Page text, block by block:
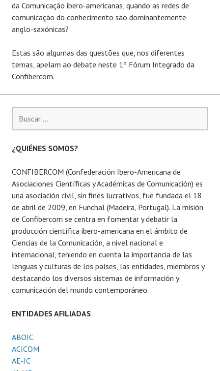
da Comunicação ibero-americanas, quando as redes de
comunicação do conhecimento são dominantemente
anglo-saxónicas?
Estas são algumas das questões que, nos diferentes
temas, apelam ao debate neste 1º Fórum Integrado da
Confibercom.
c
r
:
¿QUIÉNES SOMOS?
CONFIBERCOM (Confederación Ibero-Americana de
Asociaciones Científicas y Académicas de Comunicación) es
una asociación civil, sin fines lucrativos, fue fundada el 18
de abril de 2009, en Funchal (Madeira, Portugal). La misión
de Confibercom se centra en fomentar y debatir la
producción científica ibero-americana en el ámbito de
Ciencias de la Comunicación, a nivel nacional e
internacional, teniendo en cuenta la importancia de las
lenguas y culturas de los países, las entidades, miembros y
destacando los diversos sistemas de información y
comunicación del mundo contemporáneo.
ENTIDADES AFILIADAS
ABOIC
ACICOM
AE-IC